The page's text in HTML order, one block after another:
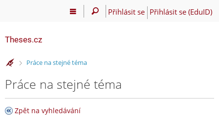
Přihlásit se Přihlásit se (EduID)
Theses.cz
>Práce na stejné téma
Práce na stejné téma
Zpět na vyhledávání